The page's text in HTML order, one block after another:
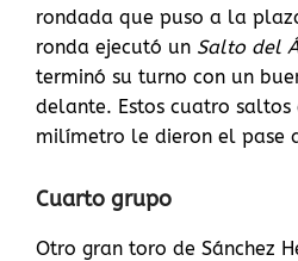
rondada que puso a la
ronda ejecutó un Salto del
terminó su turno con un
delante. Estos cuatro
milímetro le dieron el pase
Cuarto grupo
Otro gran toro de Sánchez